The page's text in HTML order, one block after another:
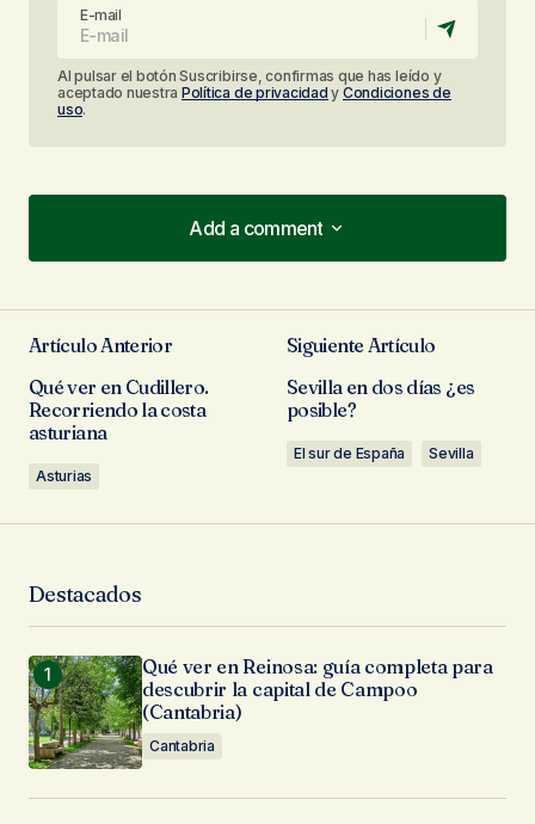
E-mail
Al pulsar el botón Suscribirse, confirmas que has leído y
aceptado nuestra Política de privacidad y Condiciones de
uso.
Add a comment
Add a comment
Tu dirección de correo electrónico no será
publicada. Los campos obligatorios están
marcados con*
Comentario
Tu Nombre*
Tu Email*
Guarda mi nombre, correo electrónico y web en
comente.
Artículo Anterior
Qué ver en Cudillero.
Recorriendo la costa
asturiana
Asturias
Siguiente Artículo
Sevilla en dos días ¿es
posible?
El sur de España Sevilla
Destacados
Qué ver en Reinosa: guía completa para
descubrir la capital de Campoo
(Cantabria)
Cantabria